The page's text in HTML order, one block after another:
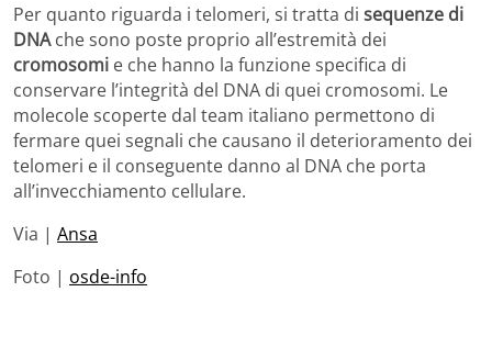
Per quanto riguarda i telomeri, si tratta di sequenze di
DNAche sono poste proprio all’estremità dei
cromosomi e che hanno la funzione specifica di
conservare l’integrità del DNA di quei cromosomi. Le
molecole scoperte dal team italiano permettono di
fermare quei segnali che causano il deterioramento dei
telomeri e il conseguente danno al DNA che porta
all’invecchiamento cellulare.
Via | Ansa
Foto | osde-info